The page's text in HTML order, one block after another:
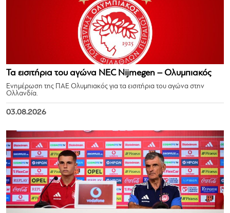
Τα εισιτήρια του αγώνα NEC Nijmegen – Ολυμπιακός
Ενημέρωση της ΠΑΕ Ολυμπιακός για τα εισιτήρια του αγώνα στην
Ολλανδία.
03.08.2026